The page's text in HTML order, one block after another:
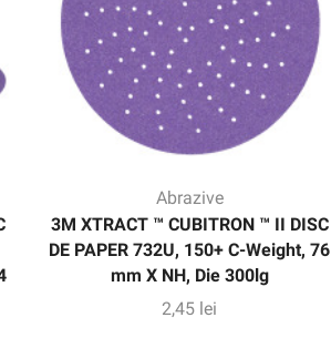
Abrazive
3M XTRACT ™ CUBITRON ™ II DISC
DE PAPER 732U, 150+ C-Weight, 76
mm X NH, Die 300lg
2,45 lei